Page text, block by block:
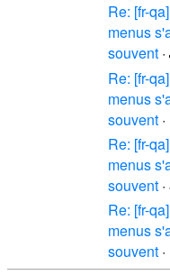
Re: [fr-
menus
souvent ·
Re: [fr-
menus
souvent ·
Re: [fr-
menus
souvent ·
Re: [fr-
menus
souvent ·